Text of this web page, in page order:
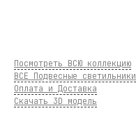
Посмотреть ВСЮ коллекцию
ВСЕ Подвесные светильники
Оплата и Доставка
Скачать 3D модель